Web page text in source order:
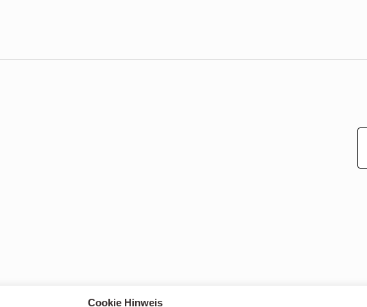
Cookie Hinweis